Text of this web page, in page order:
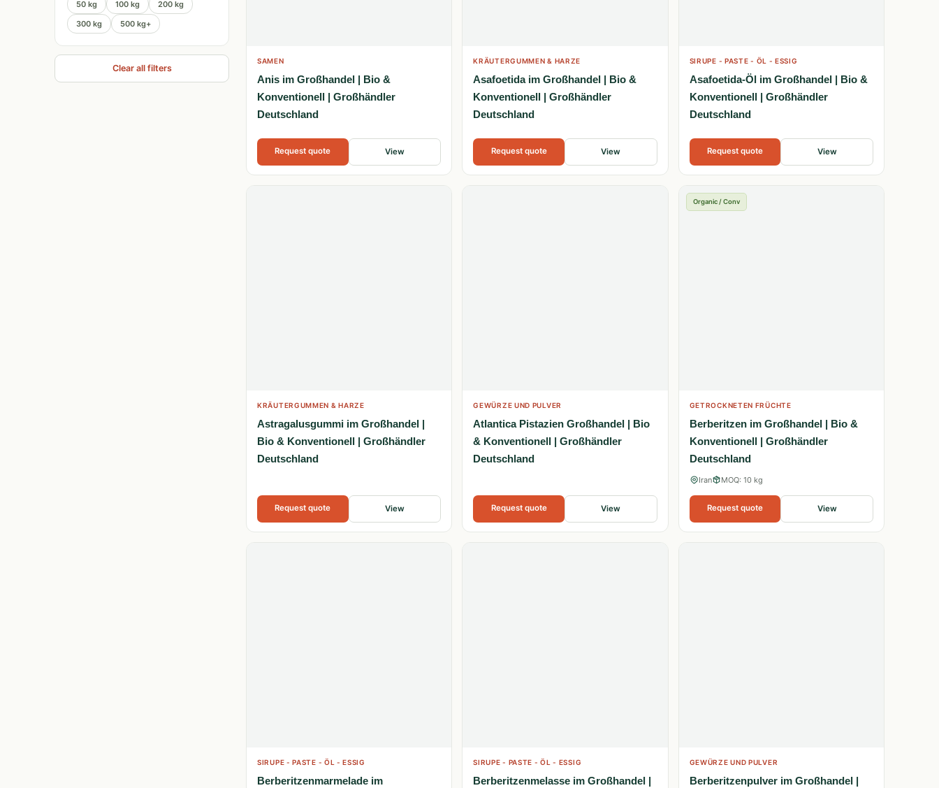
50 kg
100 kg
200 kg
300 kg
500 kg+
Clear all filters
SAMEN
Anis im Großhandel | Bio &
Konventionell | Großhändler
Deutschland
Request quote View
KRÄUTERGUMMEN & HARZE
Asafoetida im Großhandel | Bio &
Konventionell | Großhändler
Deutschland
Request quote View
SIRUPE - PASTE - ÖL - ESSIG
Asafoetida-Öl im Großhandel | Bio &
Konventionell | Großhändler
Deutschland
Request quote View
KRÄUTERGUMMEN & HARZE
Astragalusgummi im Großhandel |
Bio & Konventionell | Großhändler
Deutschland
Request quote View
GEWÜRZE UND PULVER
Atlantica Pistazien Großhandel | Bio
& Konventionell | Großhändler
Deutschland
Request quote View
Organic / Conv
GETROCKNETEN FRÜCHTE
Berberitzen im Großhandel | Bio &
Konventionell | Großhändler
Deutschland
Iran MOQ: 10 kg
Request quote View
SIRUPE - PASTE - ÖL - ESSIG
Berberitzenmarmelade im
SIRUPE - PASTE - ÖL - ESSIG
Berberitzenmelasse im Großhandel |
GEWÜRZE UND PULVER
Berberitzenpulver im Großhandel |